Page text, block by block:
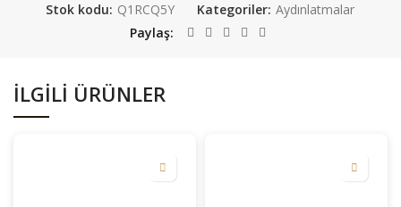
Stok kodu: Q1RCQ5Y Kategoriler: Aydınlatmalar
Paylaş
İLGILI ÜRÜNLER